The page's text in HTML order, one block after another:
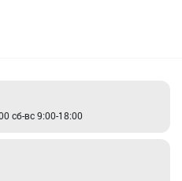
сб-вс 9:00-18:00